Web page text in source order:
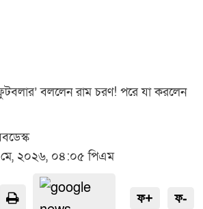
বললেন রাম চরণ! পরে যা করলেন
মে, ২০২৬, ০৪:০৫ পিএম
ফ+ ফ-